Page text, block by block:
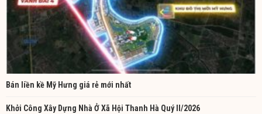
Bán liền kề Mỹ Hưng giá rẻ mới nhất
Khởi Công Xây Dựng Nhà Ở Xã Hội Thanh Hà Quý II/2026